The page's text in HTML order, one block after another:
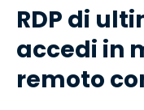
RDP di
accedi in
remoto